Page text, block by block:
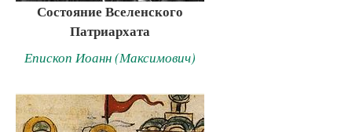
Состояние Вселенского
Патриархата
Епископ Иоанн (Максимович)